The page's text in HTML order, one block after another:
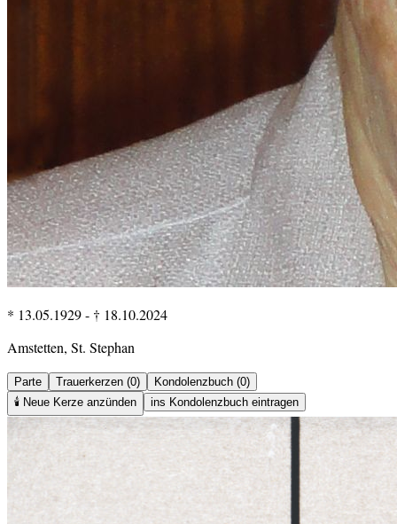
* 13.05.1929- † 18.10.2024
Amstetten, St. Stephan
Parte Trauerkerzen (0)
Kondolenzbuch (0)
🕯️ Neue Kerze anzünden ins Kondolenzbuch eintragen